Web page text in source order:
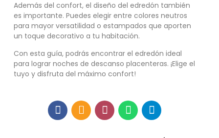
Además del confort, el diseño del edredón también
es importante. Puedes elegir entre colores neutros
para mayor versatilidad o estampados que aporten
un toque decorativo a tu habitación.
Con esta guía, podrás encontrar el edredón ideal
para lograr noches de descanso placenteras. ¡Elige el
tuyo y disfruta del máximo confort!